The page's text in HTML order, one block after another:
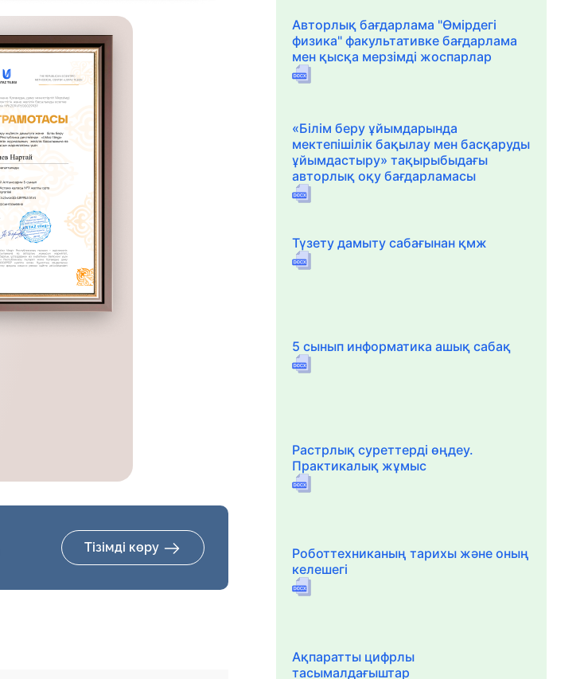
Тізімді көру
Авторлық бағдарлама "Өмірдегі
физика" факультативке бағдарлама
мен қысқа мерзімді жоспарлар
«Білім беру ұйымдарында
мектепішілік бақылау мен басқаруды
ұйымдастыру» тақырыбыдағы
авторлық оқу бағдарламасы
Түзету дамыту сабағынан қмж
5 сынып информатика ашық сабақ
Растрлық суреттерді өңдеу.
Практикалық жұмыс
Роботтехниканың тарихы және оның
келешегі
Ақпаратты цифрлы
тасымалдағыштар